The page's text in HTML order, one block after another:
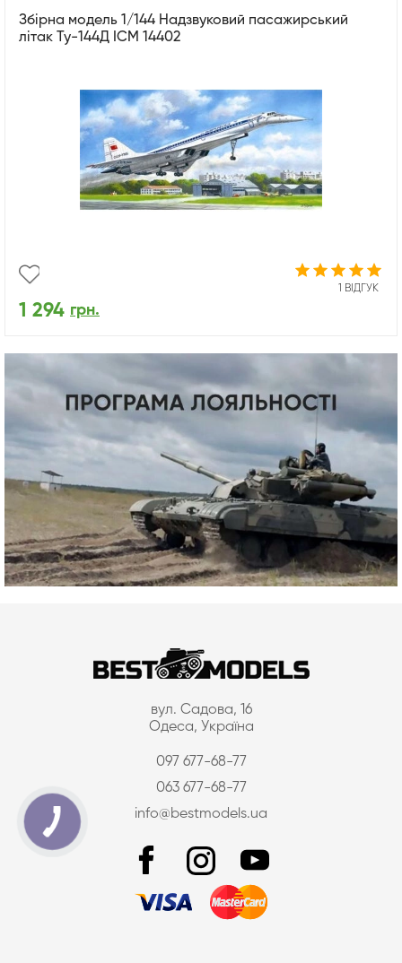
Збірна модель 1/144 Надзвуковий пасажирський
літак Ту-144Д ICM 14402
1 ВІДГУК
1 294 грн.
вул. Садова, 16
Одеса, Україна
097 677-68-77
063 677-68-77
info@bestmodels.ua